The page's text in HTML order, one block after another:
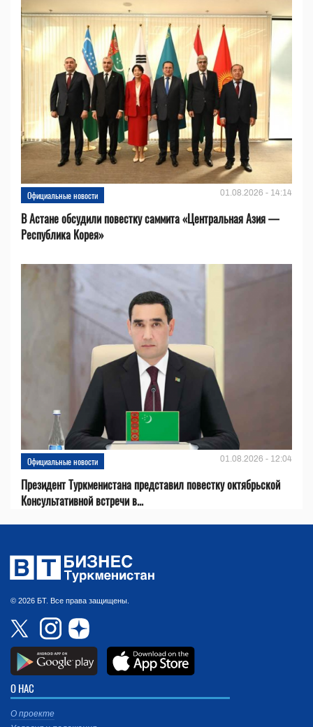
Официальные новости 01.08.2026 - 14:14
В Астане обсудили повестку саммита «Центральная Азия —
Республика Корея»
Официальные новости 01.08.2026 - 12:04
Президент Туркменистана представил повестку октябрьской
Консультативной встречи в...
© 2026 БТ. Все права защищены.
О НАС
О проекте